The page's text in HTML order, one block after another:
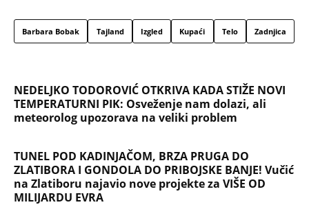
Barbara Bobak Tajland Izgled Kupaći Telo Zadnjica
NEDELJKO TODOROVIĆ OTKRIVA KADA STIŽE NOVI
TEMPERATURNI PIK: Osveženje nam dolazi, ali
meteorolog upozorava na veliki problem
TUNEL POD KADINJAČOM, BRZA PRUGA DO
ZLATIBORA I GONDOLA DO PRIBOJSKE BANJE! Vučić
na Zlatiboru najavio nove projekte za VIŠE OD
MILIJARDU EVRA